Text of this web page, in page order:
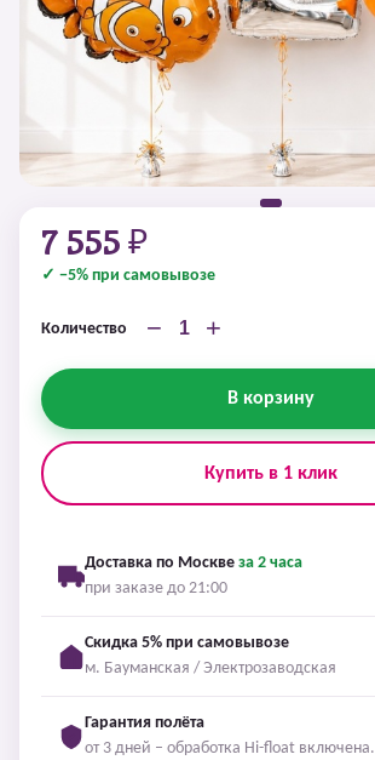
7 555 ₽
✓ −5% при самовывозе
Количество − +
В корзину
Купить в 1 клик
Доставка по Москве за 2 часа
при заказе до 21:00
Скидка 5% при самовывозе
м. Бауманская / Электрозаводская
Гарантия полёта
от 3 дней – обработка Hi-float включена.